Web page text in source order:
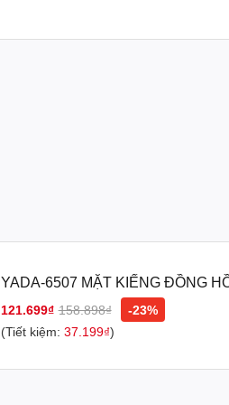
YADA-6507 MẶT KIẾNG ĐỒNG
[Yamaha]
121.699₫ 158.898₫
-23%
(Tiết kiệm: 37.199₫)